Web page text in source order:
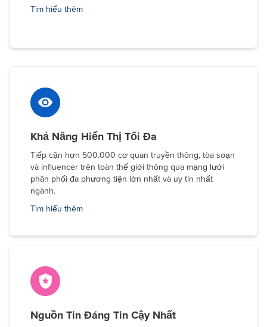
Tìm hiểu thêm
Khả Năng Hiển Thị Tối Đa
Tiếp cận hơn 500.000 cơ quan truyền thông, tòa soạn
và influencer trên toàn thế giới thông qua mạng lưới
phân phối đa phương tiện lớn nhất và uy tín nhất
ngành.
Tìm hiểu thêm
Nguồn Tin Đáng Tin Cậy Nhất